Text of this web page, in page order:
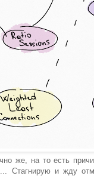
же, на то есть
Стагнирую и жду